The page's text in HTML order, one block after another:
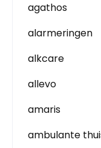
agathos
alarmeringen
alkcare
allevo
amaris
ambulante